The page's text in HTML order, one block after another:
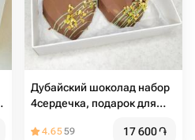
Дубайский шоколад набор
4сердечка, подарок для
4.6559 17 600֏